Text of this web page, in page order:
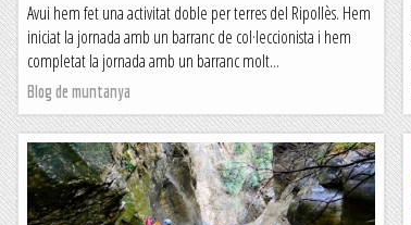
Avui hem fet una activitat doble per terres del Ripollès. Hem
iniciat la jornada amb un barranc de col·leccionista i hem
completat la jornada amb un barranc molt...
Blog de muntanya